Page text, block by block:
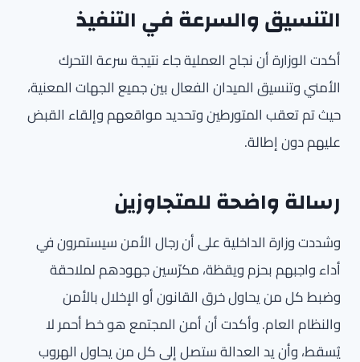
التنسيق والسرعة في التنفيذ
أكدت الوزارة أن نجاح العملية جاء نتيجة سرعة التحرك
الأمني وتنسيق الميدان الفعال بين جميع الجهات المعنية،
حيث تم تعقب المتورطين وتحديد مواقعهم وإلقاء القبض
عليهم دون إطالة.
رسالة واضحة للمتجاوزين
وشددت وزارة الداخلية على أن رجال الأمن سيستمرون في
أداء واجبهم بحزم ويقظة، مكرّسين جهودهم لملاحقة
وضبط كل من يحاول خرق القانون أو الإخلال بالأمن
والنظام العام. وأكدت أن أمن المجتمع هو خط أحمر لا
يُسقط، وأن يد العدالة ستصل إلى كل من يحاول الهروب